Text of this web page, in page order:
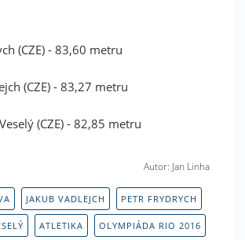
(CZE) - 83,60 metru
(CZE) - 83,27 metru
(CZE) - 82,85 metru
Autor: Jan Linha
JAKUB VADLEJCH PETR FRYDRYCH
ATLETIKA OLYMPIÁDA RIO 2016
Dejte nám like! Děkujeme